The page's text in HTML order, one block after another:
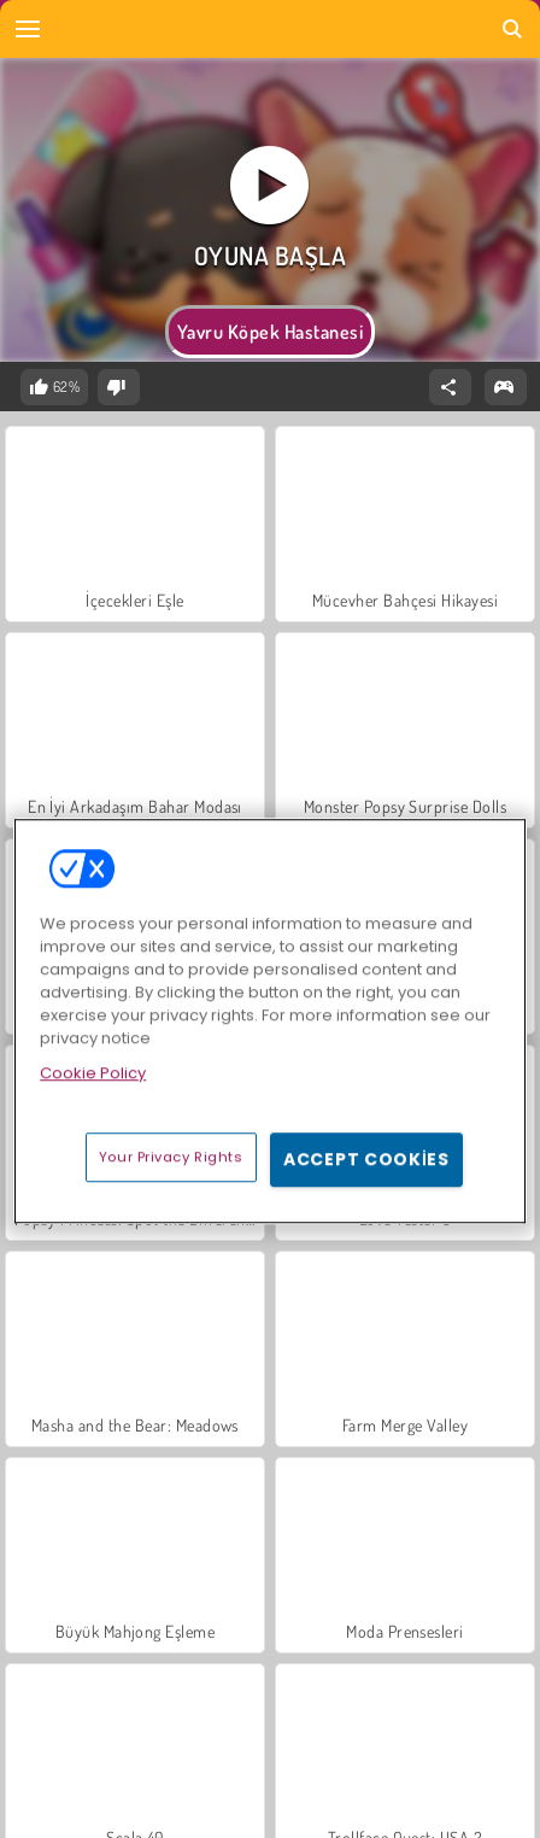
Yavru Köpek Hastanesi
62%
İçecekleri Eşle Mücevher Bahçesi Hikayesi
En İyi Arkadaşım Bahar Modası Monster Popsy Surprise Dolls
Sihirli Değişim Love Balls
Popsy Princess: Spot the Difference Love Tester 3
Masha and the Bear: Meadows Farm Merge Valley
Büyük Mahjong Eşleme Moda Prensesleri
We process your personal information to measure and
improve our sites and service, to assist our marketing
campaigns and to provide personalised content and
advertising. By clicking the button on the right, you can
exercise your privacy rights. For more information see our
privacy notice
Cookie Policy
Your Privacy Rights ACCEPT COOKIES